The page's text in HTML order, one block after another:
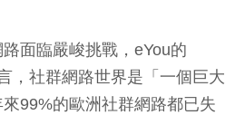
面臨嚴峻挑戰，eYou的
，社群網路世界是「一個巨大
99%的歐洲社群網路都已失